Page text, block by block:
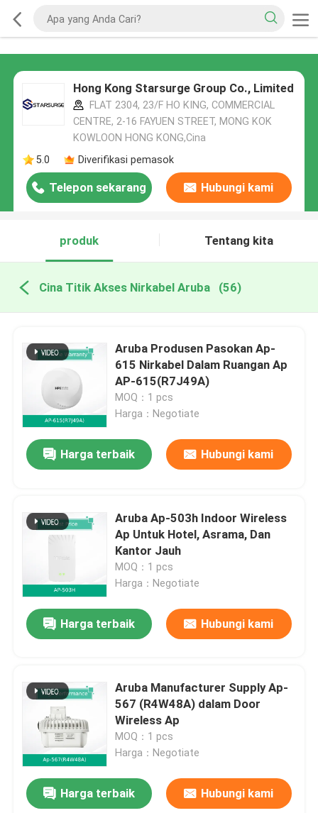
Hong Kong Starsurge Group Co., Limited
FLAT 2304, 23/F HO KING, COMMERCIAL
CENTRE, 2-16 FAYUEN STREET, MONG KOK
KOWLOON HONG KONG,Cina
5.0
Diverifikasi pemasok
Telepon sekarang Hubungi kami
produk Tentang kita
Cina Titik Akses Nirkabel Aruba (56)
Aruba Produsen Pasokan Ap-
615 Nirkabel Dalam Ruangan Ap
AP-615(R7J49A)
MOQ：1 pcs
Harga：Negotiate
Harga terbaik Hubungi kami
Aruba Ap-503h Indoor Wireless
Ap Untuk Hotel, Asrama, Dan
Kantor Jauh
MOQ：1 pcs
Harga：Negotiate
Harga terbaik Hubungi kami
Aruba Manufacturer Supply Ap-
567 (R4W48A) dalam Door
Wireless Ap
MOQ：1 pcs
Harga：Negotiate
Harga terbaik Hubungi kami